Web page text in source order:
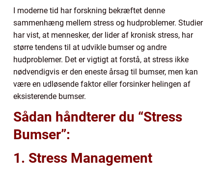
I moderne tid har forskning bekræftet denne
sammenhæng mellem stress og hudproblemer. Studier
har vist, at mennesker, der lider af kronisk stress, har
større tendens til at udvikle bumser og andre
hudproblemer. Det er vigtigt at forstå, at stress ikke
nødvendigvis er den eneste årsag til bumser, men kan
være en udløsende faktor eller forsinker helingen af
eksisterende bumser.
Sådan håndterer du “Stress
Bumser”:
1. Stress Management